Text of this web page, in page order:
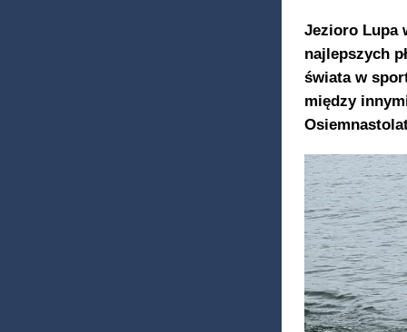
Jezioro Lupa
najlepszych
świata w
między